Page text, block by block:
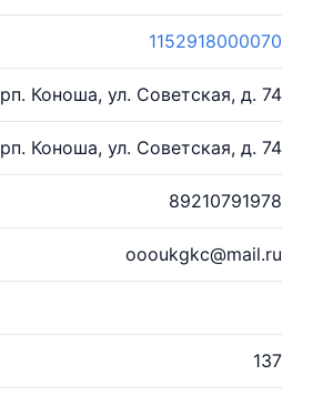
1152918000070
рп. Коноша, ул. Советская, д. 74
рп. Коноша, ул. Советская, д. 74
89210791978
oooukgkc@mail.ru
137